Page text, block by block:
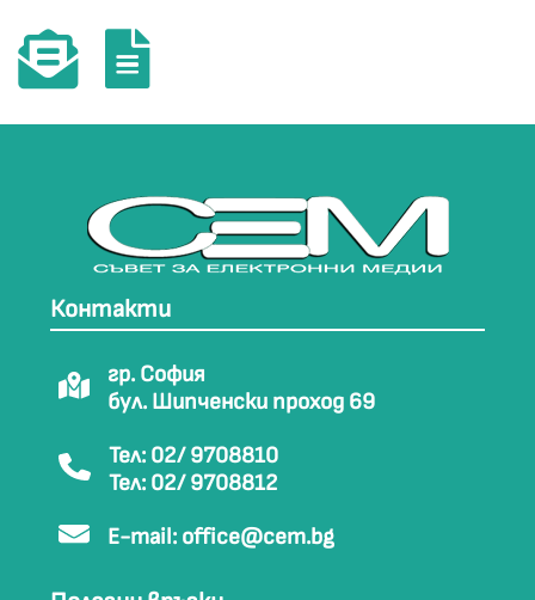
Контакти
гр. София
бул. Шипченски проход 69
Тел: 02/ 9708810
Тел: 02/ 9708812
E-mail: office@cem.bg